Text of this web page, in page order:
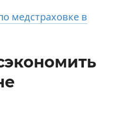
медстраховке в